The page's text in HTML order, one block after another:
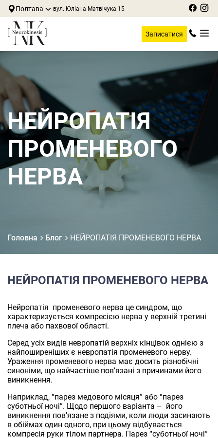
Полтава вул. Юліана Матвічука 15
Записатися
НЕЙРОПАТІЯ
ПРОМЕНЕВОГО
НЕРВА
Головна Блог НЕЙРОПАТІЯ ПРОМЕНЕВОГО НЕРВА
НЕЙРОПАТІЯ ПРОМЕНЕВОГО НЕРВА
Нейропатія променевого нерва це синдром, що
характеризується компресією нерва у верхній третині
плеча або пахвової області.
Серед усіх видів невропатій верхніх кінцівок однією з
найпоширеніших є невропатія променевого нерву.
Ураження променевого нерва має досить різнобічні
синоніми, що найчастіше пов’язані з причинами його
виникнення.
Наприклад, “парез медового місяця” або “парез
суботньої ночі”. Щодо першого варіанта – його
виникнення пов’язане з подіями, коли люди засинають
в обіймах один одного, при цьому відбувається
компресія руки тілом партнера. Парез “суботньої ночі”